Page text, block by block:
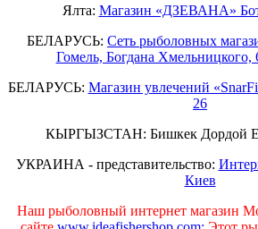
Ялта: Магазин «ДЗЕВАНА»
БЕЛАРУСЬ: Сеть рыболовных
Гомель, Богдана
БЕЛАРУСЬ: Магазин увлечений
26
КЫРГЫЗСТАН: Бишкек Дордой
УКРАИНА - представительство:
Киев
Наш рыболовный интернет магазин